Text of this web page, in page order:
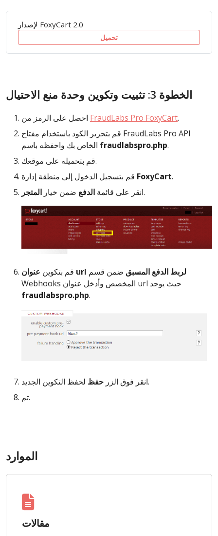
لإصدار FoxyCart 2.0
تحميل
الخطوة 3: تثبيت وتكوين وحدة منع الاحتيال
FraudLabs Pro FoxyCart.
قم بتحرير الكود باستخدام مفتاح FraudLabs Pro API
fraudlabspro.php.
قم بتحميله على موقعك.
FoxyCart.
انقر على قائمة الدفع ضمن خيار المتجر .
قم بتكوين عنوان url لربط الدفع المسبق ضمن قسم
Webhooks المخصص وأدخل عنوان url حيث يوجد
fraudlabspro.php.
انقر فوق الزر حفظ
لحفظ التكوين الجديد.
تم.
الموارد
مقالات